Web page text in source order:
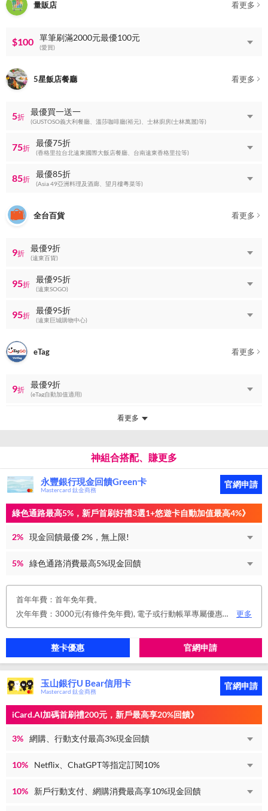
量販店 看更多
$100 單筆刷滿2000元最優100元
(愛買)
5星飯店餐廳 看更多
5折
最優買一送一
(GUSTOSO義大利餐廳、溫莎咖啡廳(裕元)、士林廚房(士林萬麗)等)
75折
最優75折
(香格里拉台北遠東國際大飯店餐廳、台南遠東香格里拉等)
85折
最優85折
(Asia 49亞洲料理及酒廊、望月樓粵菜等)
全台百貨 看更多
9折
最優9折
(遠東百貨)
95折
最優95折
(遠東SOGO)
95折
最優95折
(遠東巨城購物中心)
eTag 看更多
9折
最優9折
(eTag自動加值適用)
看更多
神組合搭配、賺更多
永豐銀行現金回饋Green卡
Mastercard 鈦金商務
官網申請
綠色通路最高5%，新戶首刷好禮3選1+悠遊卡自動加值最高4%》
2% 現金回饋最優 2%，無上限!
5% 綠色通路消費最高5%現金回饋
首年年費：首年免年費。
次年年費：3000元(有條件免年費), 電子或行動帳單專屬優惠： 申請信用卡電子或行動對帳單且取消實體帳單，於電子/行動帳單申請期間，正、附卡皆享免年費之優惠。 年度消費減免辦法： 第2年起，以收取年費當年前12個月累計消費滿NT$150,000或不限金額消費12次，即免收次年年費。 年費：正卡NT$3,000、附卡NT$1,500，附卡6張(含)以內免年費。
更多
整卡優惠 官網申請
玉山銀行U Bear信用卡
Mastercard 鈦金商務
官網申請
iCard.AI加碼首刷禮200元，新戶最高享20%回饋》
3% 網購、行動支付最高3%現金回饋
10% Netflix、ChatGPT等指定訂閱10%
10% 新戶行動支付、網購消費最高享10%現金回饋